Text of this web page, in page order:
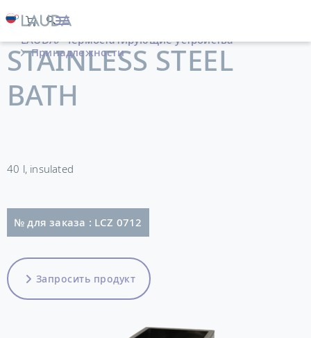
LAUDA
Термостатирующие устройства
Принадлежности
STAINLESS STEEL
BATH
40 l, insulated
№ для заказа : LCZ 0712
Запросить продукт